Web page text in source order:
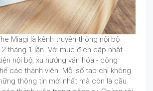
Miagi là kênh truyền thông nội bộ
tháng 1 lần. Với mục đích cập nhật
nội bộ, xu hướng văn hóa - công
các thành viên. Mỗi số tạp chí không
thông tin mới nhất mà còn là cầu